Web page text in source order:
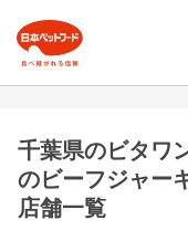
千葉県のビタワ
のビーフジャー
店舗一覧